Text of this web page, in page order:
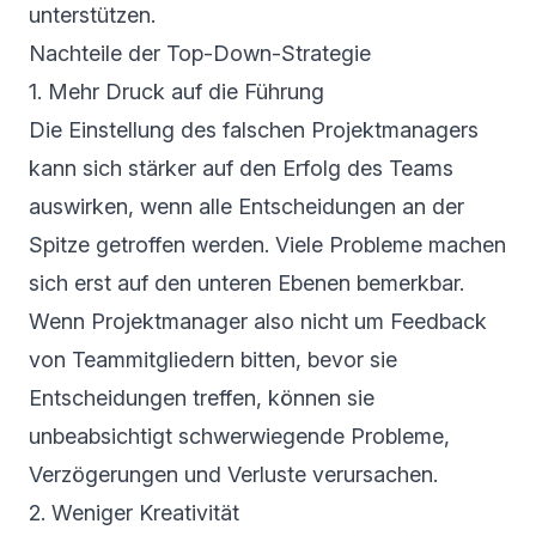
unterstützen.
Nachteile der Top-Down-Strategie
1. Mehr Druck auf die Führung
Die Einstellung des falschen Projektmanagers
kann sich stärker auf den Erfolg des Teams
auswirken, wenn alle Entscheidungen an der
Spitze getroffen werden. Viele Probleme machen
sich erst auf den unteren Ebenen bemerkbar.
Wenn Projektmanager also nicht um Feedback
von Teammitgliedern bitten, bevor sie
Entscheidungen treffen, können sie
unbeabsichtigt schwerwiegende Probleme,
Verzögerungen und Verluste verursachen.
2. Weniger Kreativität